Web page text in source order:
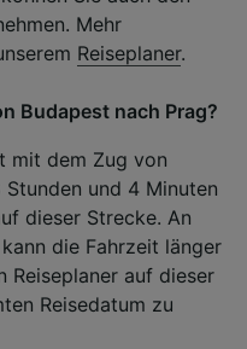
Mehr
Reiseplaner.
Budapest nach Prag?
mit dem Zug von
und 4 Minuten
dieser Strecke. An
die Fahrzeit länger
Reiseplaner auf dieser
Reisedatum zu